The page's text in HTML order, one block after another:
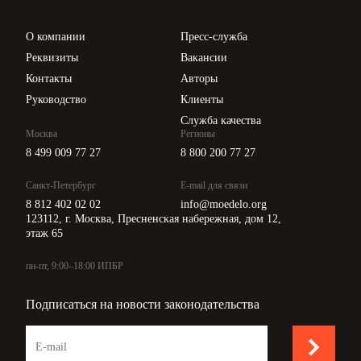
О компании
Реквизиты
Контакты
Руководство
Пресс-служба
Вакансии
Авторы
Клиенты
Служба качества
Москва
8 499 009 77 27
Санкт-Петербург
8 812 402 02 02
Регионы
8 800 200 77 27
E-mail для связи
info@moedelo.org
123112, г. Москва, Пресненская набережная, дом 12,
этаж 65
пн-пт, 9:00–18:00 ИПБР
Подписаться на новости законодательства